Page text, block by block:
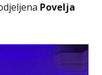
Povelja